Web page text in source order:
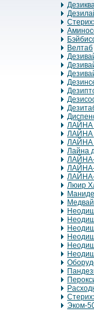
Велтаб
ЛАЙНА
Лайна
Люир
Эком-